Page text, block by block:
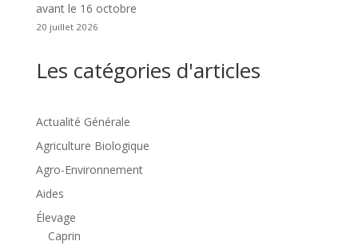
avant le 16 octobre
20 juillet 2026
Les catégories d'articles
Actualité Générale
Agriculture Biologique
Agro-Environnement
Aides
Élevage
Caprin